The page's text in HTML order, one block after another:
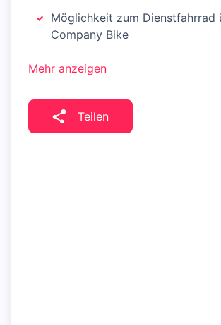
Möglichkeit zum Dienstfahrrad
Company Bike
Mehr anzeigen
Teilen